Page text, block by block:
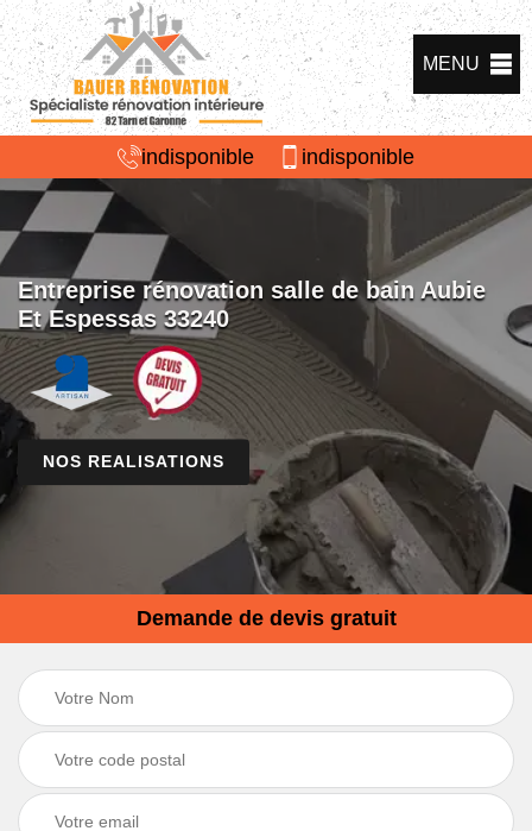
MENU
indisponible indisponible
Entreprise rénovation salle de bain Aubie
Et Espessas 33240
NOS REALISATIONS
Demande de devis gratuit